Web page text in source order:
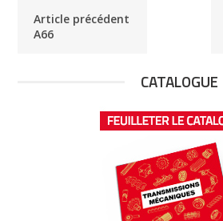
Article précédent
A66
CATALOGUE